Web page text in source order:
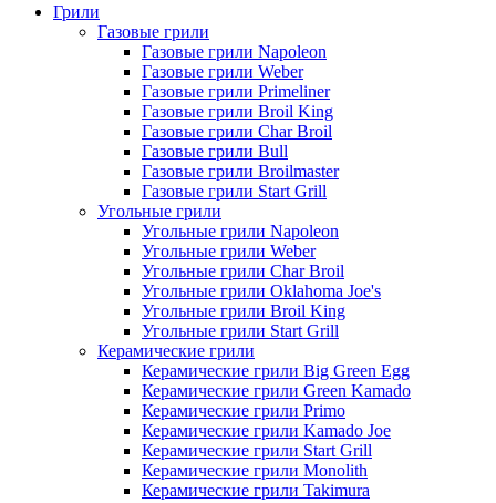
Грили
Газовые грили
Газовые грили Napoleon
Газовые грили Weber
Газовые грили Primeliner
Газовые грили Broil King
Газовые грили Char Broil
Газовые грили Bull
Газовые грили Broilmaster
Газовые грили Start Grill
Угольные грили
Угольные грили Napoleon
Угольные грили Weber
Угольные грили Char Broil
Угольные грили Oklahoma Joe's
Угольные грили Broil King
Угольные грили Start Grill
Керамические грили
Керамические грили Big Green Egg
Керамические грили Green Kamado
Керамические грили Primo
Керамические грили Kamado Joe
Керамические грили Start Grill
Керамические грили Monolith
Керамические грили Takimura